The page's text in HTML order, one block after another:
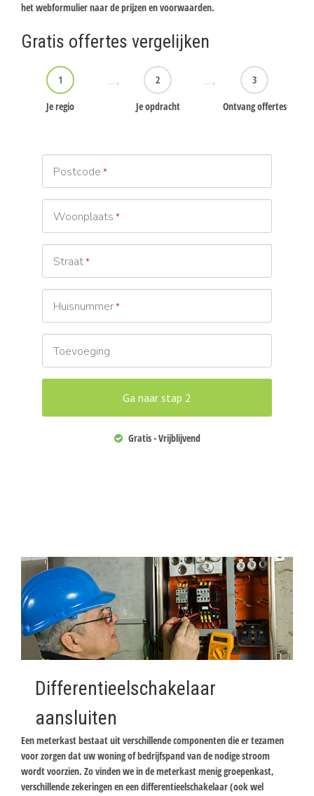
het webformulier naar de prijzen en voorwaarden.
Gratis offertes vergelijken
1
Je regio
2
Je opdracht
3
Ontvang offertes
Postcode *
Woonplaats *
Straat*
Huisnummer*
Toevoeging
Gratis - Vrijblijvend
Differentieelschakelaar
aansluiten
Een meterkast bestaat uit verschillende componenten die er tezamen
voor zorgen dat uw woning of bedrijfspand van de nodige stroom
wordt voorzien. Zo vinden we in de meterkast menig groepenkast,
verschillende zekeringen en een differentieelschakelaar (ook wel